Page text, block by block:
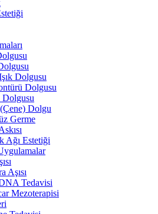
Dolgusu
Dolgusu
Dolgusu
Dolgu
Germe
Ağı Estetiği
Aşısı
Tedavisi
Mezoterapisi